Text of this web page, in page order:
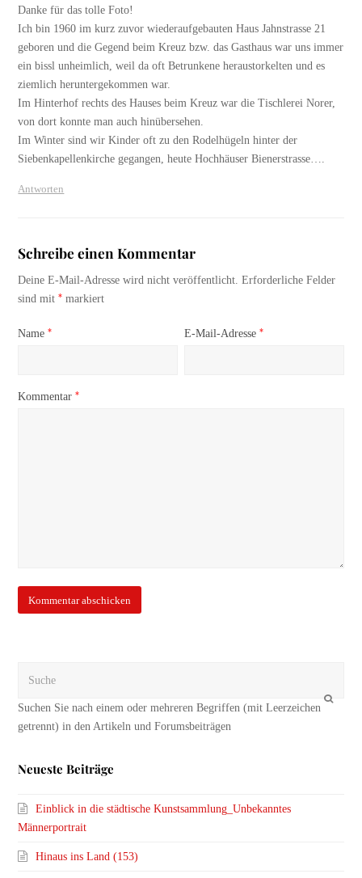
Danke für das tolle Foto!
Ich bin 1960 im kurz zuvor wiederaufgebauten Haus Jahnstrasse 21
geboren und die Gegend beim Kreuz bzw. das Gasthaus war uns immer
ein bissl unheimlich, weil da oft Betrunkene heraustorkelten und es
ziemlich heruntergekommen war.
Im Hinterhof rechts des Hauses beim Kreuz war die Tischlerei Norer,
von dort konnte man auch hinübersehen.
Im Winter sind wir Kinder oft zu den Rodelhügeln hinter der
Siebenkapellenkirche gegangen, heute Hochhäuser Bienerstrasse….
Antworten
Schreibe einen Kommentar
Deine E-Mail-Adresse wird nicht veröffentlicht. Erforderliche Felder
sind mit* markiert
Name* E-Mail-Adresse*
Kommentar*
OK
Neueste Beiträge
Einblick in die städtische Kunstsammlung_Unbekanntes
Männerportrait
Hinaus ins Land (153)